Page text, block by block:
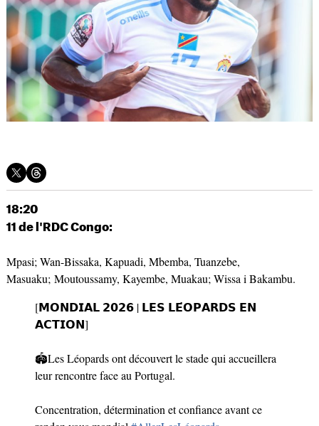
18:20
11 de l'RDC Congo:
Mpasi; Wan-Bissaka, Kapuadi, Mbemba, Tuanzebe,
Masuaku; Moutoussamy, Kayembe, Muakau; Wissa i Bakambu.
[𝗠𝗢𝗡𝗗𝗜𝗔𝗟 𝟮𝟬𝟮𝟲 | 𝗟𝗘𝗦 𝗟𝗘́𝗢𝗣𝗔𝗥𝗗𝗦 𝗘𝗡
𝗔𝗖𝗧𝗜𝗢𝗡]
🏟️Les Léopards ont découvert le stade qui accueillera
leur rencontre face au Portugal.
Concentration, détermination et confiance avant ce